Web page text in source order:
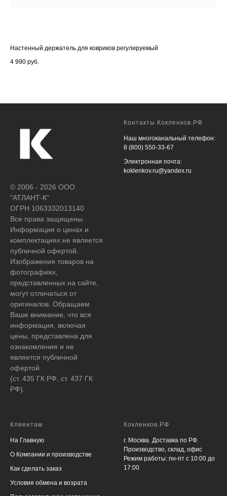
Настенный держатель для ковриков регулируемый
4 990 руб.
© 2006 - 2026 ООО
"АТЛАНТ-К"
ОГРН 1063332013140
Все права защищены.
Информация о ценах и
комплектациях не является
публичной офертой.
Изображения товаров на
фотографиях,
представленных на сайте,
могут отличаться от
оригиналов. Обращаем
Ваше внимание, что вся
информация, включая
цены, представлена для
ознакомления и не
является публичной
офертой
(ст. 435 ГК РФ, ст. 437 ГК
РФ).
Контакты Кокленков.РФ
Наш многоканальный телефон:
8 (800) 550-33-67
Электронная почта:
koklenkov.ru@yandex.ru
Клиентам
На Главную
О Компании и производстве
Как сделать заказ
Условия обмена и возрата
Кокленков.РФ
г. Москва. Доставка по РФ.
Производство, склад, офис
Режим работы: пн-пт с 10:00 до
17:00